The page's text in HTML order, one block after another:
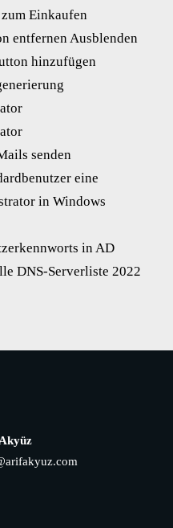
Einkaufen
entfernen Ausblenden
hinzufügen
senden
eine
in Windows
in AD
DNS-Serverliste 2022